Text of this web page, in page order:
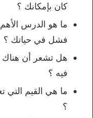
كان بإمكانك ؟
ما هو الدرس
فشل في حياتك ؟
هل تشعر أن هناك
فيه ؟
ما هي القيم التي
؟